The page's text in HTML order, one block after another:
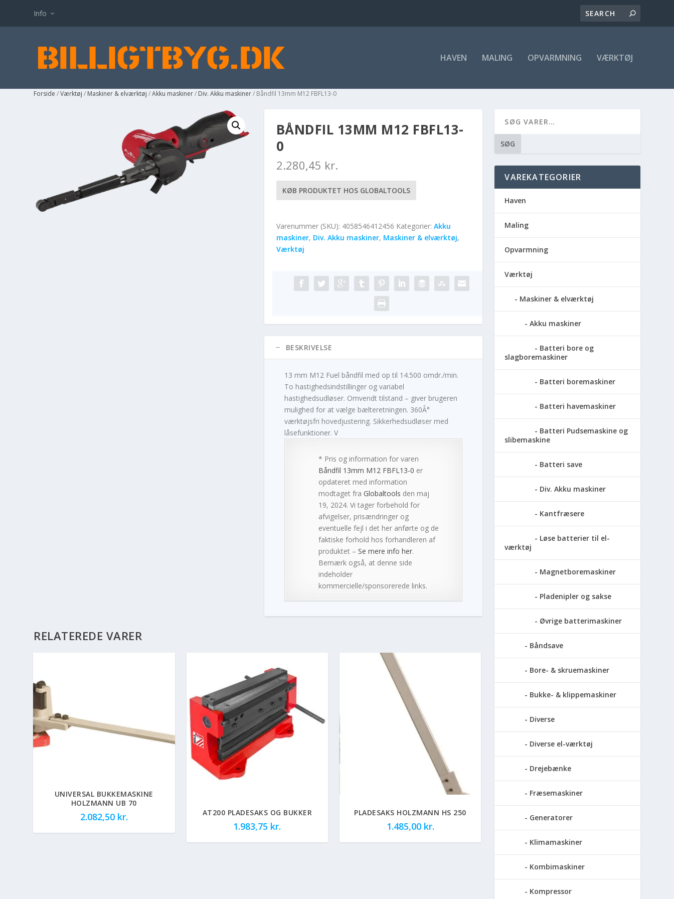
Info
HAVEN MALING OPVARMNING VÆRKTØJ
Forside /Værktøj / Maskiner & elværktøj /Akku maskiner/ Div. Akku maskiner/ Båndfil 13mm M12 FBFL13-0
BÅNDFIL 13MM M12 FBFL13-
0
2.280,45 kr.
KØB PRODUKTET HOS GLOBALTOOLS
Varenummer (SKU): 4058546412456 Kategorier: Akku
maskiner, Div. Akku maskiner, Maskiner & elværktøj,
Værktøj
BESKRIVELSE
13 mm M12 Fuel båndfil med op til 14.500 omdr./min.
To hastighedsindstillinger og variabel
hastighedsudløser. Omvendt tilstand – giver brugeren
mulighed for at vælge bælteretningen. 360Â°
værktøjsfri hovedjustering. Sikkerhedsudløser med
låsefunktioner. V
* Pris og information for varen
Båndfil 13mm M12 FBFL13-0 er
opdateret med information
modtaget fra Globaltools den maj
19, 2024. Vi tager forbehold for
afvigelser, prisændringer og
eventuelle fejl i det her anførte og de
faktiske forhold hos forhandleren af
produktet – Se mere info her.
Bemærk også, at denne side
indeholder
kommercielle/sponsorerede links.
RELATEREDE VARER
UNIVERSAL BUKKEMASKINE
HOLZMANN UB 70
2.082,50 kr. AT200 PLADESAKS OG BUKKER
1.983,75 kr.
PLADESAKS HOLZMANN HS 250
1.485,00 kr.
SØG
VAREKATEGORIER
Haven
Maling
Opvarmning
Værktøj
Maskiner & elværktøj
Akku maskiner
Batteri bore og
slagboremaskiner
Batteri boremaskiner
Batteri havemaskiner
Batteri Pudsemaskine og
slibemaskine
Batteri save
Div. Akku maskiner
Kantfræsere
Løse batterier til el-
værktøj
Magnetboremaskiner
Pladenipler og sakse
Øvrige batterimaskiner
Båndsave
Bore- & skruemaskiner
Bukke- & klippemaskiner
Diverse
Diverse el-værktøj
Drejebænke
Fræsemaskiner
Generatorer
Klimamaskiner
Kombimaskiner
Kompressor